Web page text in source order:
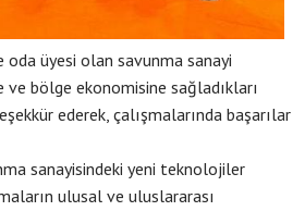
oda üyesi olan savunma sanayi
bölge ekonomisine sağladıkları
ederek, çalışmalarında başarılar
sanayisindeki yeni teknolojiler
ulusal ve uluslararası